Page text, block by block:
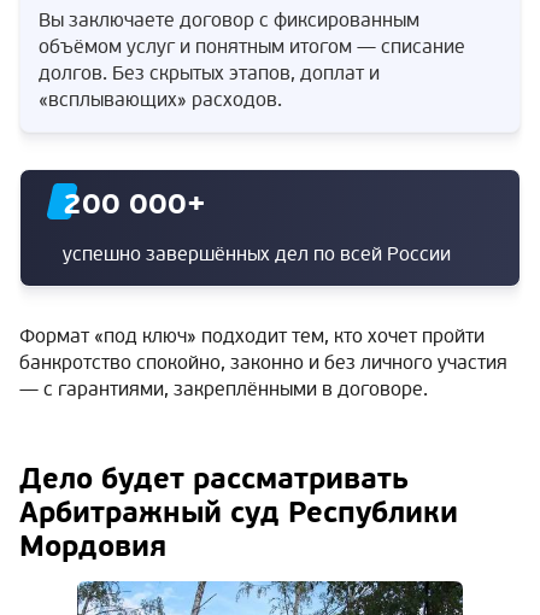
Вы заключаете договор с фиксированным
объёмом услуг и понятным итогом — списание
долгов. Без скрытых этапов, доплат и
«всплывающих» расходов.
200 000+
успешно завершённых дел по всей России
Формат «под ключ» подходит тем, кто хочет пройти
банкротство спокойно, законно и без личного участия
— с гарантиями, закреплёнными в договоре.
Дело будет рассматривать
Арбитражный суд Республики
Мордовия